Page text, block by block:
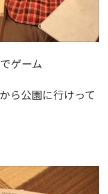
ゲーム
ら公園に行けって